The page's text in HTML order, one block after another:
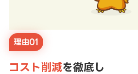
理由01
コスト削減を徹底し